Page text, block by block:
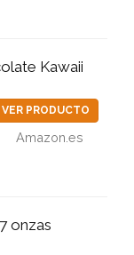
Kawaii
VER PRODUCTO
Amazon.es
onzas